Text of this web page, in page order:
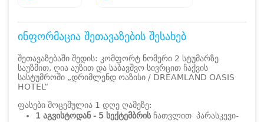
ინფორმაცია შეთავაზების შესახებ
შეთავაზებაში შედის: კომფორტ ნომერი 2 სტუმარზე
საუზმით, ღია აუზით და საბავშვო სივრცით ჩაქვის
სასტუმროში „დრიმლენდ ოაზისი / DREAMLAND OASIS
HOTEL“
ფასები მოცემულია 1 დღე ღამეზე:
1 აგვისტოდან - 5 სექტემბრის ჩათვლით პარასკევი-